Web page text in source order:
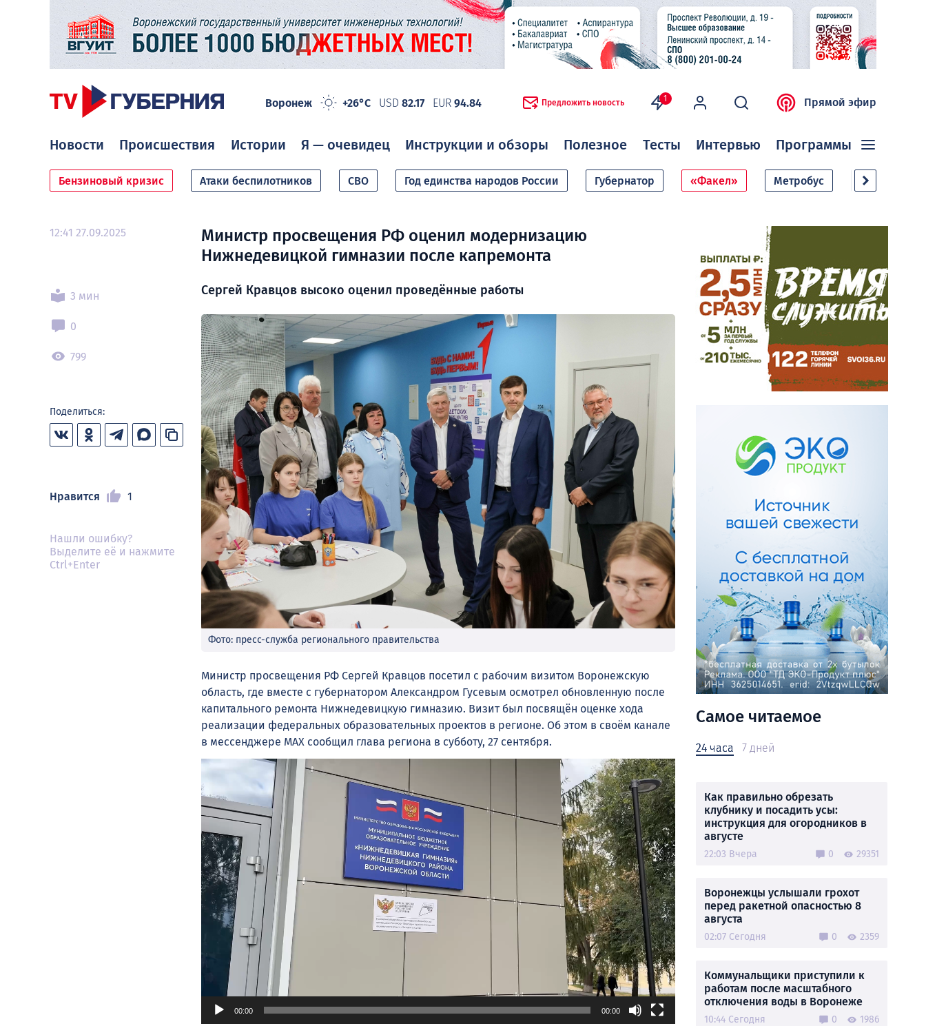
Воронеж +26°C USD 82.17 EUR 94.84 Предложить новость 1 Прямой эфир
Новости Происшествия Истории Я — очевидец Инструкции и обзоры Полезное Тесты Интервью Программы
Бензиновый кризис Атаки беспилотников СВО Год единства народов России Губернатор «Факел» Метробус Дачный
12:41 27.09.2025
3 мин
0
799
Поделиться:
Нравится 1
Нашли ошибку?
Выделите её и нажмите
Ctrl+Enter
Министр просвещения РФ оценил модернизацию
Нижнедевицкой гимназии после капремонта
Сергей Кравцов высоко оценил проведённые работы
Фото: пресс-служба регионального правительства
Министр просвещения РФ Сергей Кравцов посетил с рабочим визитом Воронежскую
область, где вместе с губернатором Александром Гусевым осмотрел обновленную после
капитального ремонта Нижнедевицкую гимназию. Визит был посвящён оценке хода
реализации федеральных образовательных проектов в регионе. Об этом в своём канале
в мессенджере MAX сообщил глава региона в субботу, 27 сентября.
Видеоплеер
00:00 00:00
Самое читаемое
24 часа 7 дней
Как правильно обрезать
клубнику и посадить усы:
инструкция для огородников в
августе
22:03 Вчера 0 29351
Воронежцы услышали грохот
перед ракетной опасностью 8
августа
02:07 Сегодня 0 2359
Коммунальщики приступили к
работам после масштабного
отключения воды в Воронеже
10:44 Сегодня 0 1986